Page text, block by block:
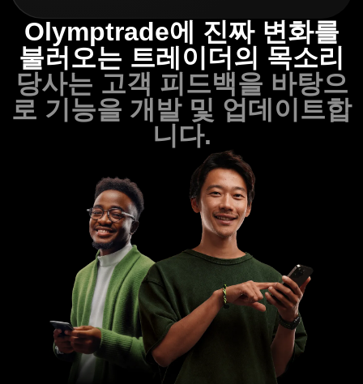
Olymptrade에 진짜 변화를
불러오는 트레이더의 목소리
당사는 고객 피드백을 바탕으
로 기능을 개발 및 업데이트합
니다.